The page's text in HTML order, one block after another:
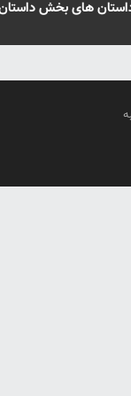
داستان های بخش